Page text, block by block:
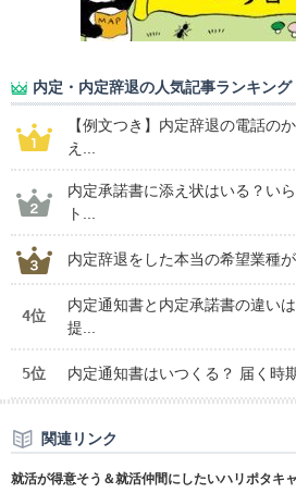
内定・内定辞退の人気記事ランキング
【例文つき】内定辞退の電話の
え...
内定承諾書に添え状はいる？い
ト...
内定辞退をした本当の希望業種
4位
内定通知書と内定承諾書の違い
提...
5位 内定通知書はいつくる？ 届く時
関連リンク
就活が得意そう＆就活仲間にしたいハリポタキ